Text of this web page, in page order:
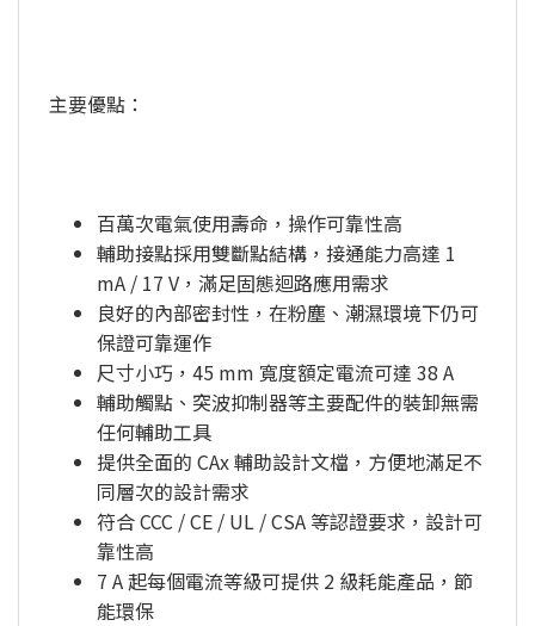
主要優點：
百萬次電氣使用壽命，操作可靠性高
輔助接點採用雙斷點結構，接通能力高達 1
mA / 17 V，滿足固態迴路應用需求
良好的內部密封性，在粉塵、潮濕環境下仍可
保證可靠運作
尺寸小巧，45 mm 寬度額定電流可達 38 A
輔助觸點、突波抑制器等主要配件的裝卸無需
任何輔助工具
提供全面的 CAx 輔助設計文檔，方便地滿足不
同層次的設計需求
符合 CCC / CE / UL / CSA 等認證要求，設計可
靠性高
7 A 起每個電流等級可提供 2 級耗能產品，節
能環保